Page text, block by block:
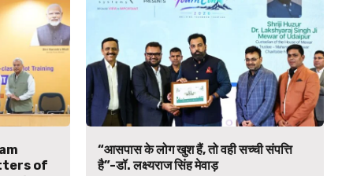
of
“आसपास के लोग खुश हैं, तो वही सच्ची संपत्ति
है”-डॉ. लक्ष्यराज सिंह मेवाड़